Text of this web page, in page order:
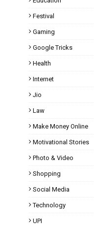
Festival
Gaming
Google Tricks
Health
Internet
Jio
Law
Make Money Online
Motivational Stories
Photo & Video
Shopping
Social Media
Technology
UPI